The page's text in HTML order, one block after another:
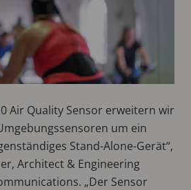
Air Quality Sensor erweitern wir
um ein
Stand-Alone-Gerät“,
Architect & Engineering
„Der Sensor